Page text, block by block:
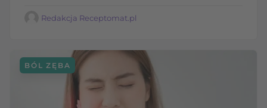
Redakcja Receptomat.pl
BÓL ZĘBA